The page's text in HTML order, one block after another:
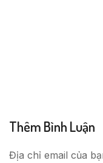
Thêm Bình Luận
Địa chỉ email của